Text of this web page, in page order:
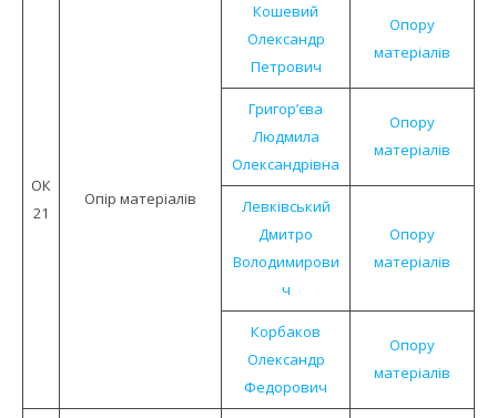
ОК
21
Опiр матерiалiв
Кошевий
Олександр
Петрович
Опору
матеріалів
Григор’єва
Людмила
Олександрівна
Опору
матеріалів
Левківський
Дмитро
Володимирови
ч
Опору
матеріалів
Корбаков
Олександр
Федорович
Опору
матеріалів